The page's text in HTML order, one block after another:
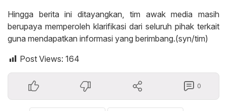
Hingga berita ini ditayangkan, tim awak media masih
berupaya memperoleh klarifikasi dari seluruh pihak terkait
guna mendapatkan informasi yang berimbang.(syn/tim)
Post Views: 164
0